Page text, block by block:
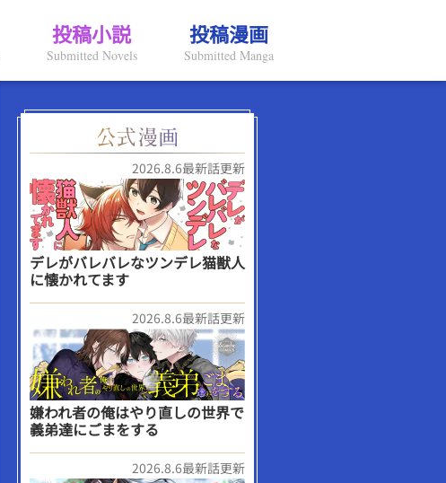
投稿小説
Submitted Novels
投稿漫画
Submitted Manga
2026.8.6最新話更新
デレがバレバレなツンデレ猫獣人
に懐かれてます
2026.8.6最新話更新
嫌われ者の俺はやり直しの世界で
義弟達にごまをする
2026.8.6最新話更新